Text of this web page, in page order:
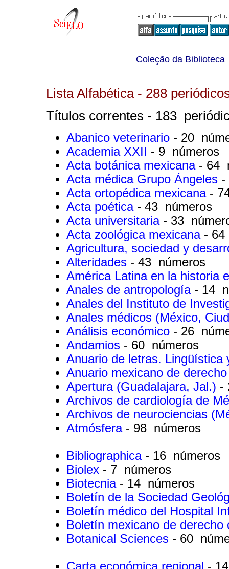
Coleção da Biblioteca
Lista Alfabética - 288
Títulos correntes - 183
Abanico veterinario - 20
Academia XXII - 9 números
Acta botánica mexicana - 64
Acta médica Grupo Ángeles -
Acta ortopédica mexicana -
Acta poética - 43 números
Acta universitaria - 33
Acta zoológica mexicana - 64
Agricultura, sociedad y
Alteridades - 43 números
América Latina en la historia
Anales de antropología - 14
Anales del Instituto de
Anales médicos (México,
Análisis económico - 26
Andamios - 60 números
Anuario de letras.
Anuario mexicano de
Apertura (Guadalajara, Jal.) -
Archivos de cardiología de
Archivos de neurociencias
Atmósfera - 98 números
Bibliographica - 16 números
Biolex - 7 números
Biotecnia - 14 números
Boletín de la Sociedad
Boletín médico del Hospital
Boletín mexicano de
Botanical Sciences - 60
Carta económica regional -